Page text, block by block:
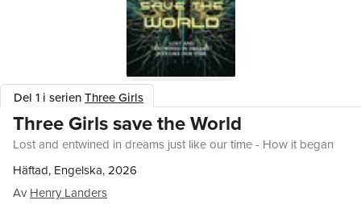
Del 1 i serienThree Girls
Three Girls save the World
Lost and entwined in dreams just like our time - How it began
Häftad, Engelska, 2026
Av Henry Landers